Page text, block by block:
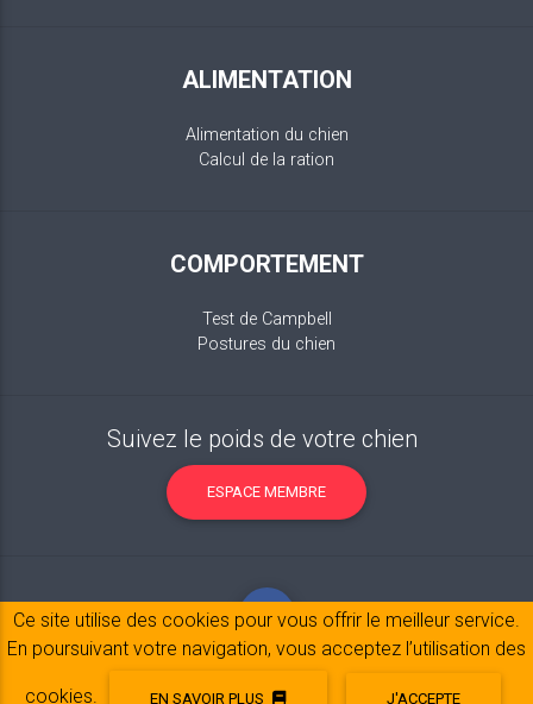
ALIMENTATION
Alimentation du chien
Calcul de la ration
COMPORTEMENT
Test de Campbell
Postures du chien
Suivez le poids de votre chien
ESPACE MEMBRE
Ce site utilise des cookies pour vous offrir le meilleur service.
En poursuivant votre navigation, vous acceptez l’utilisation des
cookies. EN SAVOIR PLUS J'ACCEPTE